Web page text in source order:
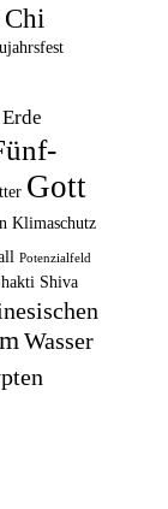
Chi
Erde
Gott
Klimaschutz
Potenzialfeld
Shiva
Wasser